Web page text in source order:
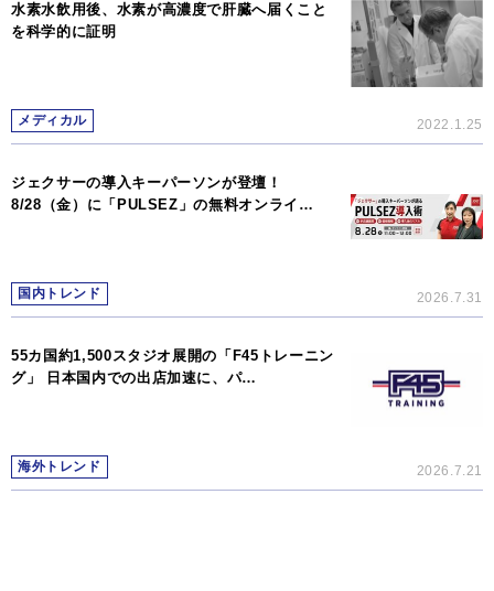
水素水飲用後、水素が高濃度で肝臓へ届くこと
を科学的に証明
メディカル 2022.1.25
ジェクサーの導入キーパーソンが登壇！
8/28（金）に「PULSEZ」の無料オンライ…
国内トレンド 2026.7.31
55カ国約1,500スタジオ展開の「F45トレーニン
グ」 日本国内での出店加速に、パ…
海外トレンド 2026.7.21